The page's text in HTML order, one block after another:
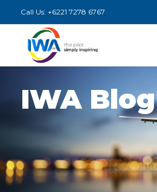
Call Us: +6221 7278 6767
IWA Blog